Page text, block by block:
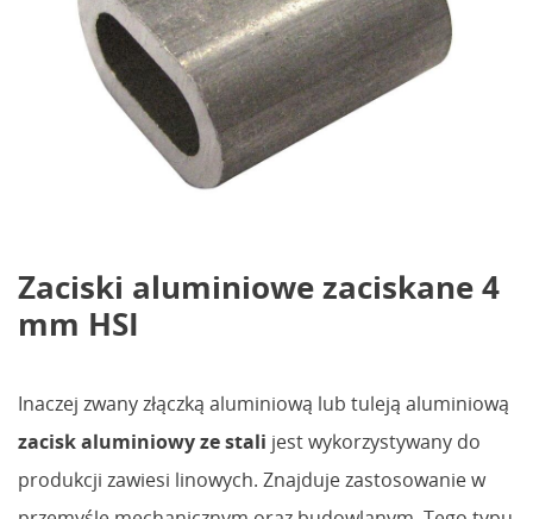
Zaciski aluminiowe zaciskane 4
mm HSI
Inaczej zwany złączką aluminiową lub tuleją aluminiową
zacisk aluminiowy ze stali jest wykorzystywany do
produkcji zawiesi linowych. Znajduje zastosowanie w